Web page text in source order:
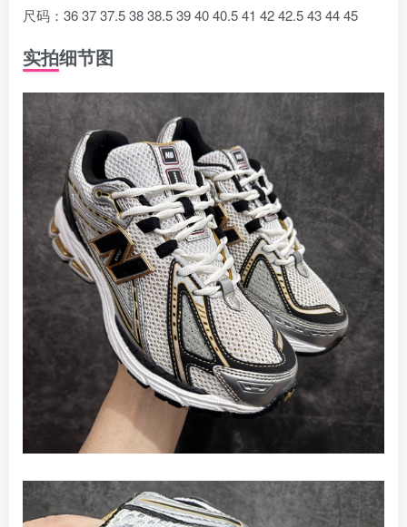
尺码：36 37 37.5 38 38.5 39 40 40.5 41 42 42.5 43 44 45
实拍细节图